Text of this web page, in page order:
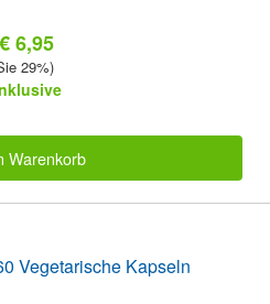
6,95
29%)
Warenkorb
Vegetarische Kapseln